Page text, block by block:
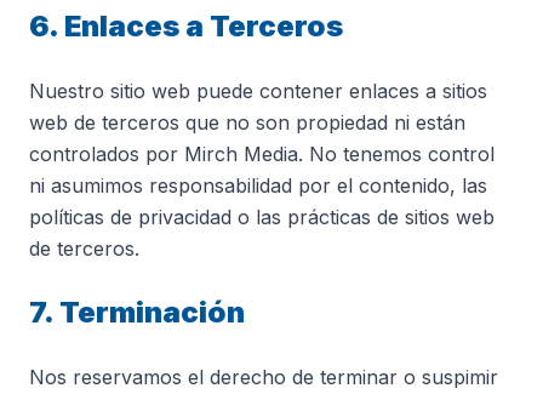
6. Enlaces a Terceros
Nuestro sitio web puede contener enlaces a sitios
web de terceros que no son propiedad ni están
controlados por Mirch Media. No tenemos control
ni asumimos responsabilidad por el contenido, las
políticas de privacidad o las prácticas de sitios web
de terceros.
7. Terminación
Nos reservamos el derecho de terminar o suspimir